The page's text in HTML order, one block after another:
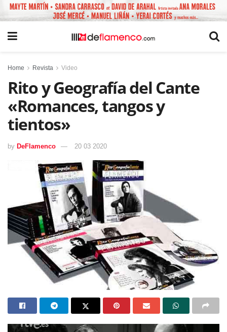
Home Revista Video
Rito y Geografía del Cante
«Romances, tangos y
tientos»
by DeFlamenco 20 03 2020